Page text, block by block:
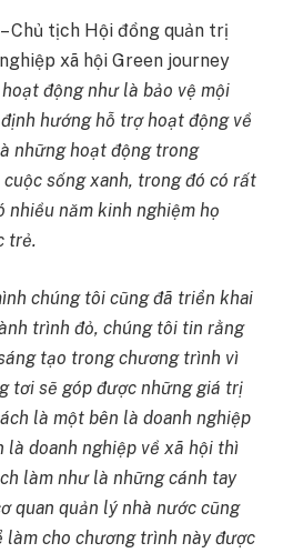
Chủ tịch Hội đồng quản trị
xã hội Green journey
động như là bảo vệ mội
hướng hỗ trợ hoạt động về
những hoạt động trong
sống xanh, trong đó có rất
nhiều năm kinh nghiệm họ
trẻ.
chúng tôi cũng đã triển khai
trình đỏ, chúng tôi tin rằng
tạo trong chương trình vì
tơi sẽ góp được những giá trị
là một bên là doanh nghiệp
là doanh nghiệp về xã hội thì
làm như là những cánh tay
quan quản lý nhà nước cũng
làm cho chương trình này được